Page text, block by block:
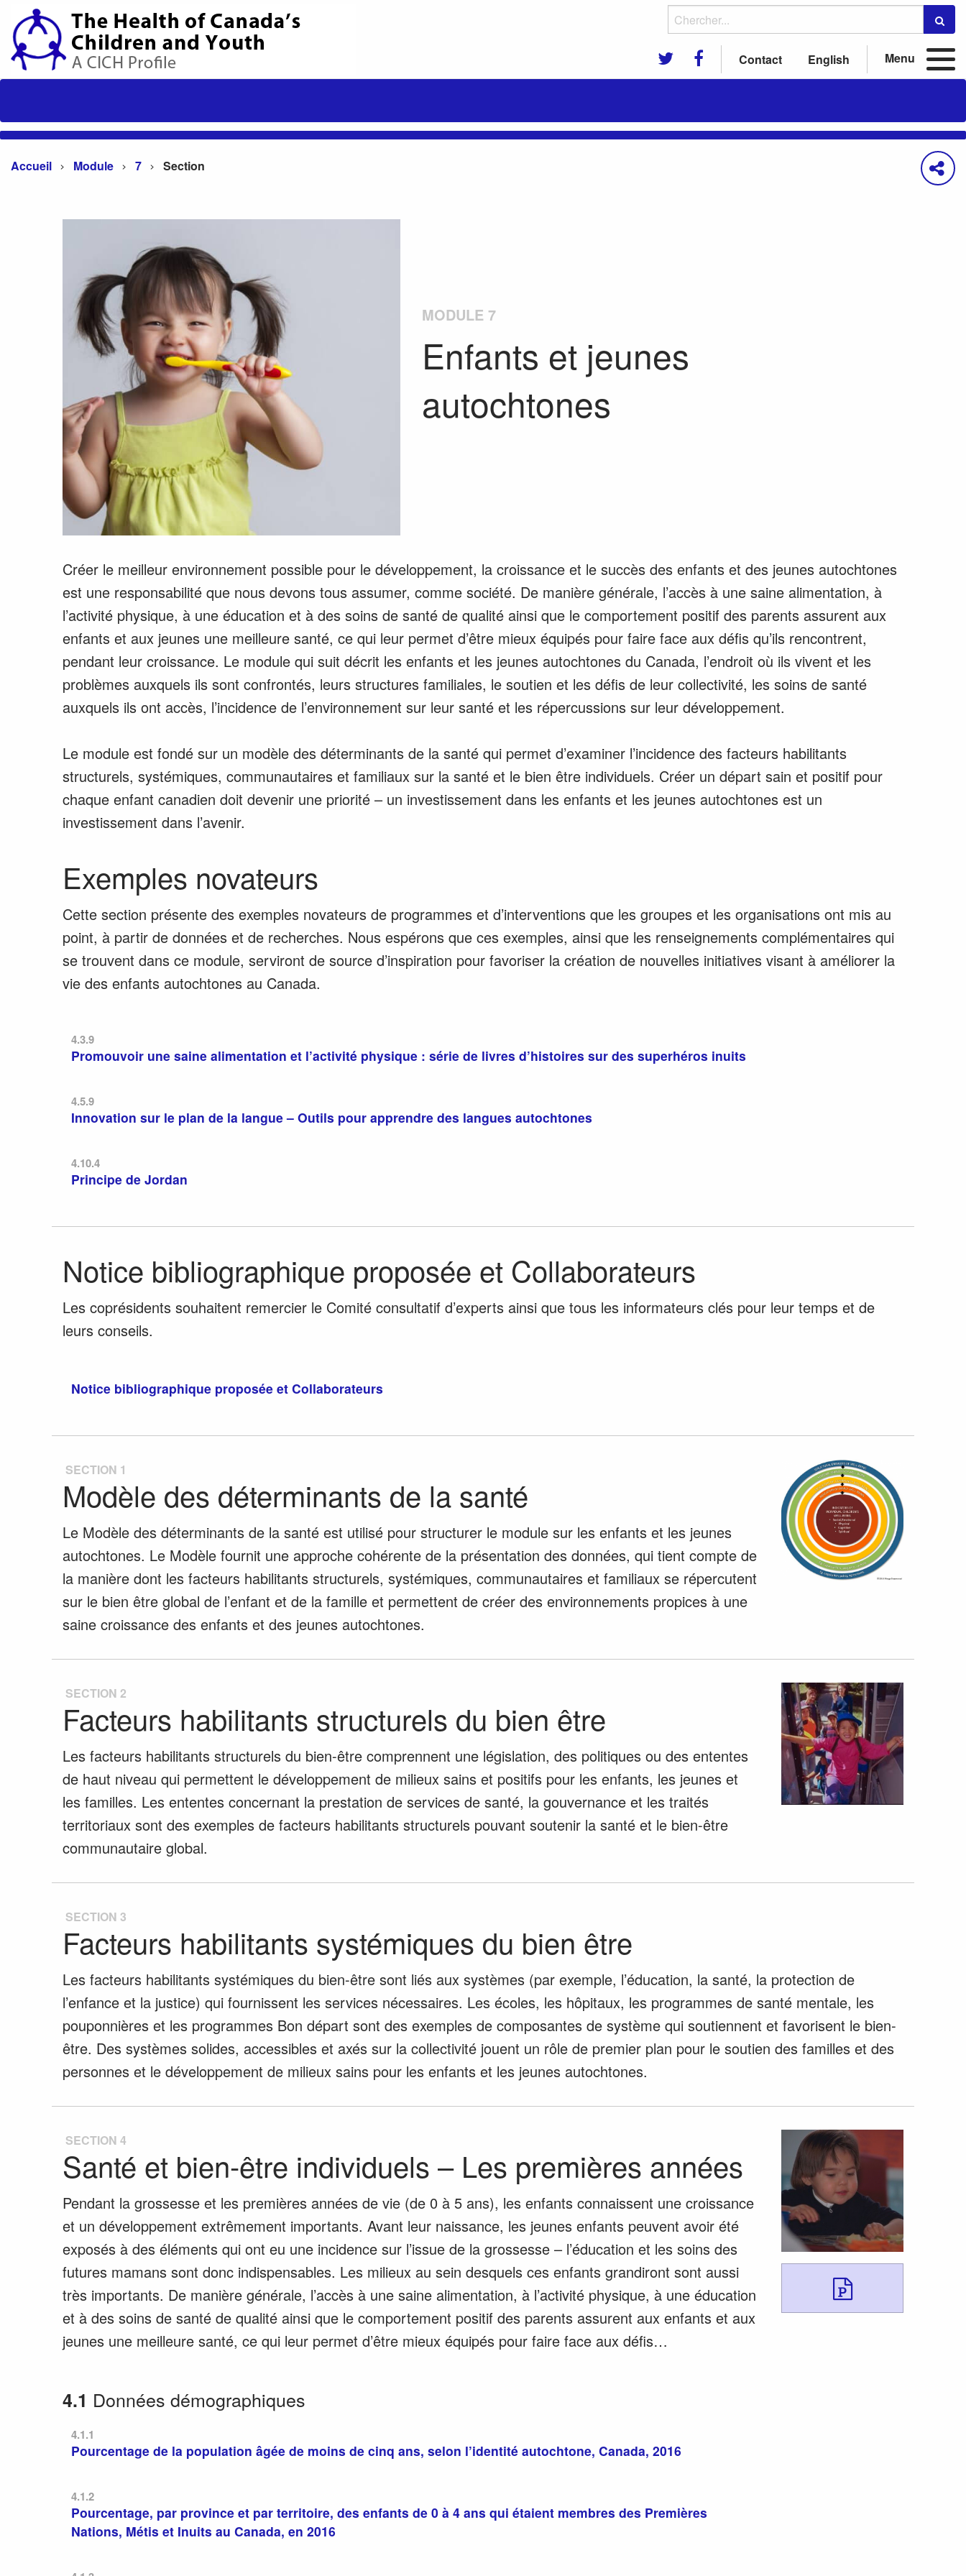
Contact English Menu
Accueil Module 7 Section
MODULE 7
Enfants et jeunes
autochtones
Créer le meilleur environnement possible pour le développement, la croissance et le succès des enfants et des jeunes autochtones
est une responsabilité que nous devons tous assumer, comme société. De manière générale, l’accès à une saine alimentation, à
l’activité physique, à une éducation et à des soins de santé de qualité ainsi que le comportement positif des parents assurent aux
enfants et aux jeunes une meilleure santé, ce qui leur permet d’être mieux équipés pour faire face aux défis qu’ils rencontrent,
pendant leur croissance. Le module qui suit décrit les enfants et les jeunes autochtones du Canada, l’endroit où ils vivent et les
problèmes auxquels ils sont confrontés, leurs structures familiales, le soutien et les défis de leur collectivité, les soins de santé
auxquels ils ont accès, l’incidence de l’environnement sur leur santé et les répercussions sur leur développement.
Le module est fondé sur un modèle des déterminants de la santé qui permet d’examiner l’incidence des facteurs habilitants
structurels, systémiques, communautaires et familiaux sur la santé et le bien être individuels. Créer un départ sain et positif pour
chaque enfant canadien doit devenir une priorité – un investissement dans les enfants et les jeunes autochtones est un
investissement dans l’avenir.
Exemples novateurs
Cette section présente des exemples novateurs de programmes et d’interventions que les groupes et les organisations ont mis au
point, à partir de données et de recherches. Nous espérons que ces exemples, ainsi que les renseignements complémentaires qui
se trouvent dans ce module, serviront de source d’inspiration pour favoriser la création de nouvelles initiatives visant à améliorer la
vie des enfants autochtones au Canada.
4.3.9
Promouvoir une saine alimentation et l’activité physique : série de livres d’histoires sur des superhéros inuits
4.5.9
Innovation sur le plan de la langue – Outils pour apprendre des langues autochtones
4.10.4
Principe de Jordan
Notice bibliographique proposée et Collaborateurs
Les coprésidents souhaitent remercier le Comité consultatif d’experts ainsi que tous les informateurs clés pour leur temps et de
leurs conseils.
Notice bibliographique proposée et Collaborateurs
SECTION 1
Modèle des déterminants de la santé
Le Modèle des déterminants de la santé est utilisé pour structurer le module sur les enfants et les jeunes
autochtones. Le Modèle fournit une approche cohérente de la présentation des données, qui tient compte de
la manière dont les facteurs habilitants structurels, systémiques, communautaires et familiaux se répercutent
sur le bien être global de l’enfant et de la famille et permettent de créer des environnements propices à une
saine croissance des enfants et des jeunes autochtones.
SECTION 2
Facteurs habilitants structurels du bien être
Les facteurs habilitants structurels du bien-être comprennent une législation, des politiques ou des ententes
de haut niveau qui permettent le développement de milieux sains et positifs pour les enfants, les jeunes et
les familles. Les ententes concernant la prestation de services de santé, la gouvernance et les traités
territoriaux sont des exemples de facteurs habilitants structurels pouvant soutenir la santé et le bien-être
communautaire global.
SECTION 3
Facteurs habilitants systémiques du bien être
Les facteurs habilitants systémiques du bien-être sont liés aux systèmes (par exemple, l’éducation, la santé, la protection de
l’enfance et la justice) qui fournissent les services nécessaires. Les écoles, les hôpitaux, les programmes de santé mentale, les
pouponnières et les programmes Bon départ sont des exemples de composantes de système qui soutiennent et favorisent le bien-
être. Des systèmes solides, accessibles et axés sur la collectivité jouent un rôle de premier plan pour le soutien des familles et des
personnes et le développement de milieux sains pour les enfants et les jeunes autochtones.
SECTION 4
Santé et bien-être individuels – Les premières années
Pendant la grossesse et les premières années de vie (de 0 à 5 ans), les enfants connaissent une croissance
et un développement extrêmement importants. Avant leur naissance, les jeunes enfants peuvent avoir été
exposés à des éléments qui ont eu une incidence sur l’issue de la grossesse – l’éducation et les soins des
futures mamans sont donc indispensables. Les milieux au sein desquels ces enfants grandiront sont aussi
très importants. De manière générale, l’accès à une saine alimentation, à l’activité physique, à une éducation
et à des soins de santé de qualité ainsi que le comportement positif des parents assurent aux enfants et aux
jeunes une meilleure santé, ce qui leur permet d’être mieux équipés pour faire face aux défis…
4.1 Données démographiques
4.1.1
Pourcentage de la population âgée de moins de cinq ans, selon l’identité autochtone, Canada, 2016
4.1.2
Pourcentage, par province et par territoire, des enfants de 0 à 4 ans qui étaient membres des Premières
Nations, Métis et Inuits au Canada, en 2016